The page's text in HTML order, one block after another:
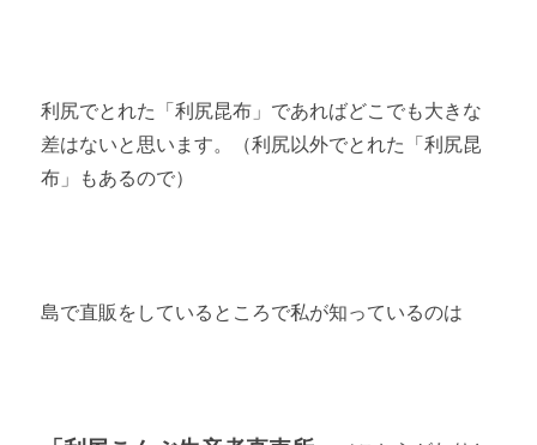
利尻でとれた「利尻昆布」であればどこでも大きな
差はないと思います。（利尻以外でとれた「利尻昆
布」もあるので）
島で直販をしているところで私が知っているのは